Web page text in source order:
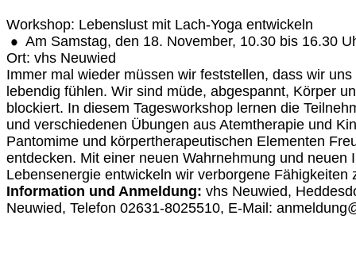
Workshop: Lebenslust mit Lach-Yoga entwickeln
Am Samstag, den 18. November, 10.30 bis 16.30
Ort: vhs Neuwied
Immer mal wieder müssen wir feststellen, dass wir
lebendig fühlen. Wir sind müde, abgespannt, Körper
blockiert. In diesem Tagesworkshop lernen die
und verschiedenen Übungen aus Atemtherapie und
Pantomime und körpertherapeutischen Elementen
entdecken. Mit einer neuen Wahrnehmung und neuen
Lebensenergie entwickeln wir verborgene Fähigkeiten
Information und Anmeldung: vhs Neuwied,
Neuwied, Telefon 02631-8025510, E-Mail: